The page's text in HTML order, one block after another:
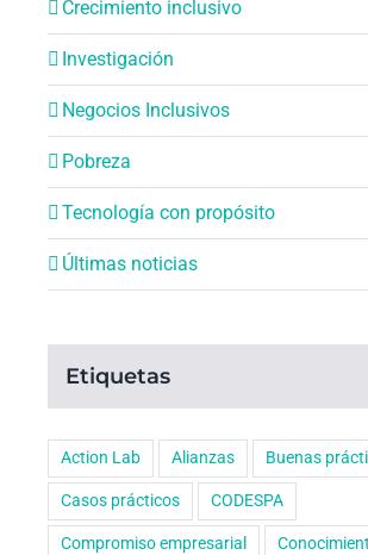
Crecimiento inclusivo
Investigación
Negocios Inclusivos
Pobreza
Tecnología con propósito
Últimas noticias
Etiquetas
Action Lab Alianzas Buenas
Casos prácticos CODESPA
Compromiso empresarial